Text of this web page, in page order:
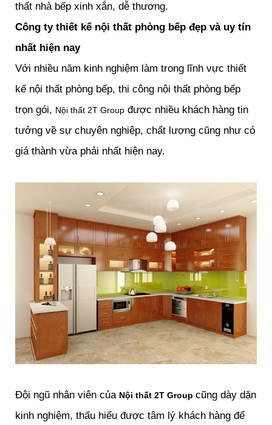
thất nhà bếp xinh xắn, dễ thương.
Công ty thiết kế nội thất phòng bếp đẹp và uy tín
nhất hiện nay
Với nhiều năm kinh nghiệm làm trong lĩnh vực thiết
kế nội thất phòng bếp, thi công nội thất phòng bếp
trọn gói, Nội thất 2T Group được nhiều khách hàng tin
tưởng về sự chuyên nghiệp, chất lượng cũng như có
giá thành vừa phải nhất hiện nay.
Đội ngũ nhân viên của Nội thất 2T Group cũng dày dặn
kinh nghiệm, thấu hiểu được tâm lý khách hàng để